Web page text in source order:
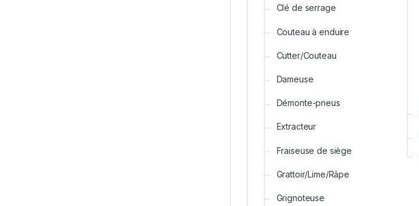
Clé de serrage
Couteau à enduire
Cutter/Couteau
Dameuse
Démonte-pneus
Extracteur
Fraiseuse de siège
Grattoir/Lime/Râpe
Grignoteuse